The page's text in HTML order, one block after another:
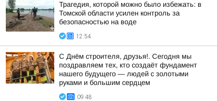
Трагедия, которой можно было избежать: в
Томской области усилен контроль за
безопасностью на воде
12:54
С Днём строителя, друзья!. Сегодня мы
поздравляем тех, кто создаёт фундамент
нашего будущего — людей с золотыми
руками и большим сердцем
09:48